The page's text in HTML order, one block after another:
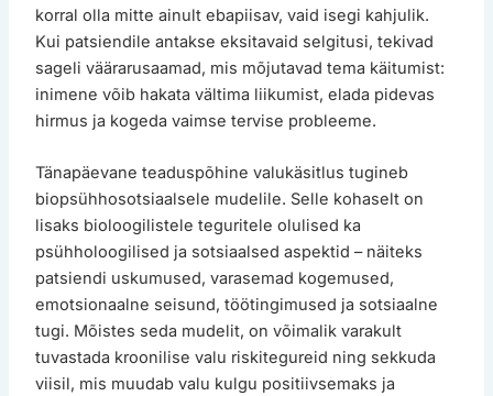
korral olla mitte ainult ebapiisav, vaid isegi kahjulik.
Kui patsiendile antakse eksitavaid selgitusi, tekivad
sageli väärarusaamad, mis mõjutavad tema käitumist:
inimene võib hakata vältima liikumist, elada pidevas
hirmus ja kogeda vaimse tervise probleeme.
Tänapäevane teaduspõhine valukäsitlus tugineb
biopsühhosotsiaalsele mudelile. Selle kohaselt on
lisaks bioloogilistele teguritele olulised ka
psühholoogilised ja sotsiaalsed aspektid – näiteks
patsiendi uskumused, varasemad kogemused,
emotsionaalne seisund, töötingimused ja sotsiaalne
tugi. Mõistes seda mudelit, on võimalik varakult
tuvastada kroonilise valu riskitegureid ning sekkuda
viisil, mis muudab valu kulgu positiivsemaks ja